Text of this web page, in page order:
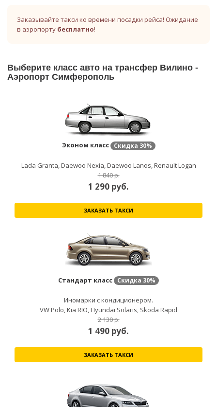
Заказывайте такси ко времени посадки рейса! Ожидание
в аэропорту бесплатно!
Выберите класс авто на трансфер Вилино -
Аэропорт Симферополь
Эконом класс Скидка 30%
Lada Granta, Daewoo Nexia, Daewoo Lanos, Renault Logan
1 840 р.
1 290 руб.
ЗАКАЗАТЬ ТАКСИ
Стандарт класс Скидка 30%
Иномарки с кондиционером.
VW Polo, Kia RIO, Hyundai Solaris, Skoda Rapid
2 130 р.
1 490 руб.
ЗАКАЗАТЬ ТАКСИ